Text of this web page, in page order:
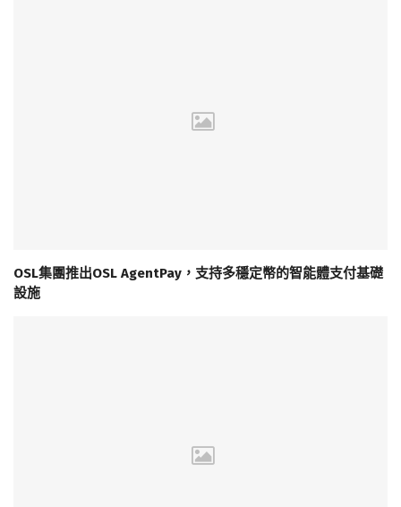
OSL集團推出OSL AgentPay，支持多穩定幣的智能體支付基礎
設施